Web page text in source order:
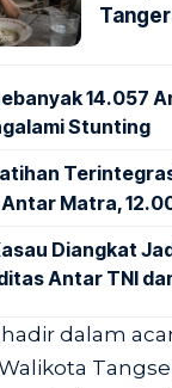
14.057
Stunting
Matra,
Diangkat
Antar TNI
dalam